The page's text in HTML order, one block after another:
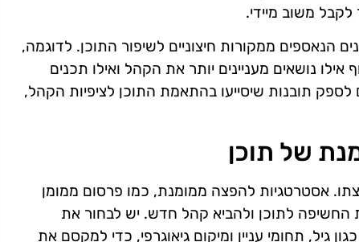
משוב מיידי.
הנאספים ממקורות חיצוניים לשיפור התוכן. לדוגמה,
נושאים מעניינים יותר את הקהל ואילו תכנים
לספק תובנות שיסייעו בהתאמת התוכן לציפיות הקהל,
של תוכן
אסטרטגיות להפצה ממומנת, כמו פרסום ממומן
החשיפה לתוכן ולהביא קהל חדש. יש לבחור את
גיל, תחומי עניין ומיקום גיאוגרפי, כדי למקסם את